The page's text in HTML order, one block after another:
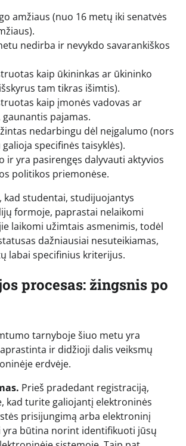
amžiaus (nuo 16 metų iki senatvės
nedirba ir nevykdo savarankiškos
kaip ūkininkas ar ūkininko
tam tikras išimtis).
kaip įmonės vadovas ar
gaunantis pajamas.
nedarbingu dėl neįgalumo (nors
specifinės taisyklės).
ir yra pasirengęs dalyvauti aktyvios
politikos priemonėse.
kad studentai, studijuojantys
formoje, paprastai nelaikomi
laikomi užimtais asmenimis, todėl
dažniausiai nesuteikiamas,
labai specifinius kriterijus.
procesas: žingsnis po
tarnyboje šiuo metu yra
ir didžioji dalis veiksmų
erdvėje.
Prieš pradedant registraciją,
kad turite galiojantį elektroninės
prisijungimą arba elektroninį
yra būtina norint identifikuoti jūsų